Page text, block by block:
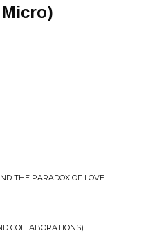
THE PARADOX OF LOVE
COLLABORATIONS)